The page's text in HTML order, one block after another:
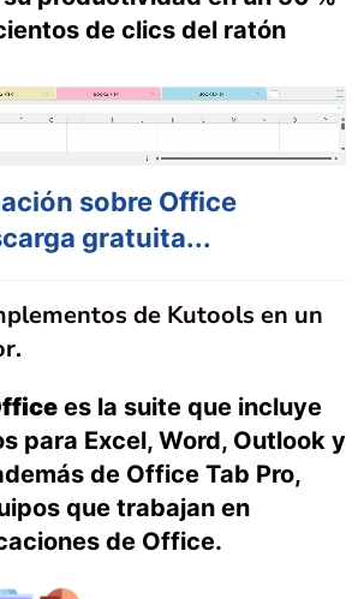
de clics del ratón
sobre Office
gratuita...
de Kutools en un
es la suite que incluye
para Excel, Word, Outlook y
de Office Tab Pro,
que trabajan en
de Office.